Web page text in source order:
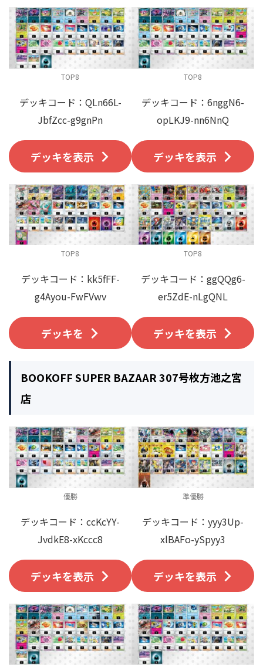
TOP8
デッキコード：QLn66L-
JbfZcc-g9gnPn
デッキを表示
TOP8
デッキコード：6nggN6-
opLKJ9-nn6NnQ
デッキを表示
TOP8
デッキコード：kk5fFF-
g4Ayou-FwFVwv
デッキを
TOP8
デッキコード：ggQQg6-
er5ZdE-nLgQNL
デッキを表示
BOOKOFF SUPER BAZAAR 307号枚方池之宮
店
優勝
デッキコード：ccKcYY-
JvdkE8-xKccc8
デッキを表示
準優勝
デッキコード：yyy3Up-
xlBAFo-ySpyy3
デッキを表示